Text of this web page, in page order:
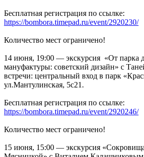
Бесплатная регистрация по ссылке:
https://bombora.timepad.ru/event/2920230/
Количество мест ограничено!
14 июня, 19:00 — экскурсия «От парка
мануфактуры: советский дизайн» с
встречи: центральный вход в парк
ул.Мантулинская, 5с21.
Бесплатная регистрация по ссылке:
https://bombora.timepad.ru/event/2920246/
Количество мест ограничено!
15 июня, 15:00 — экскурсия